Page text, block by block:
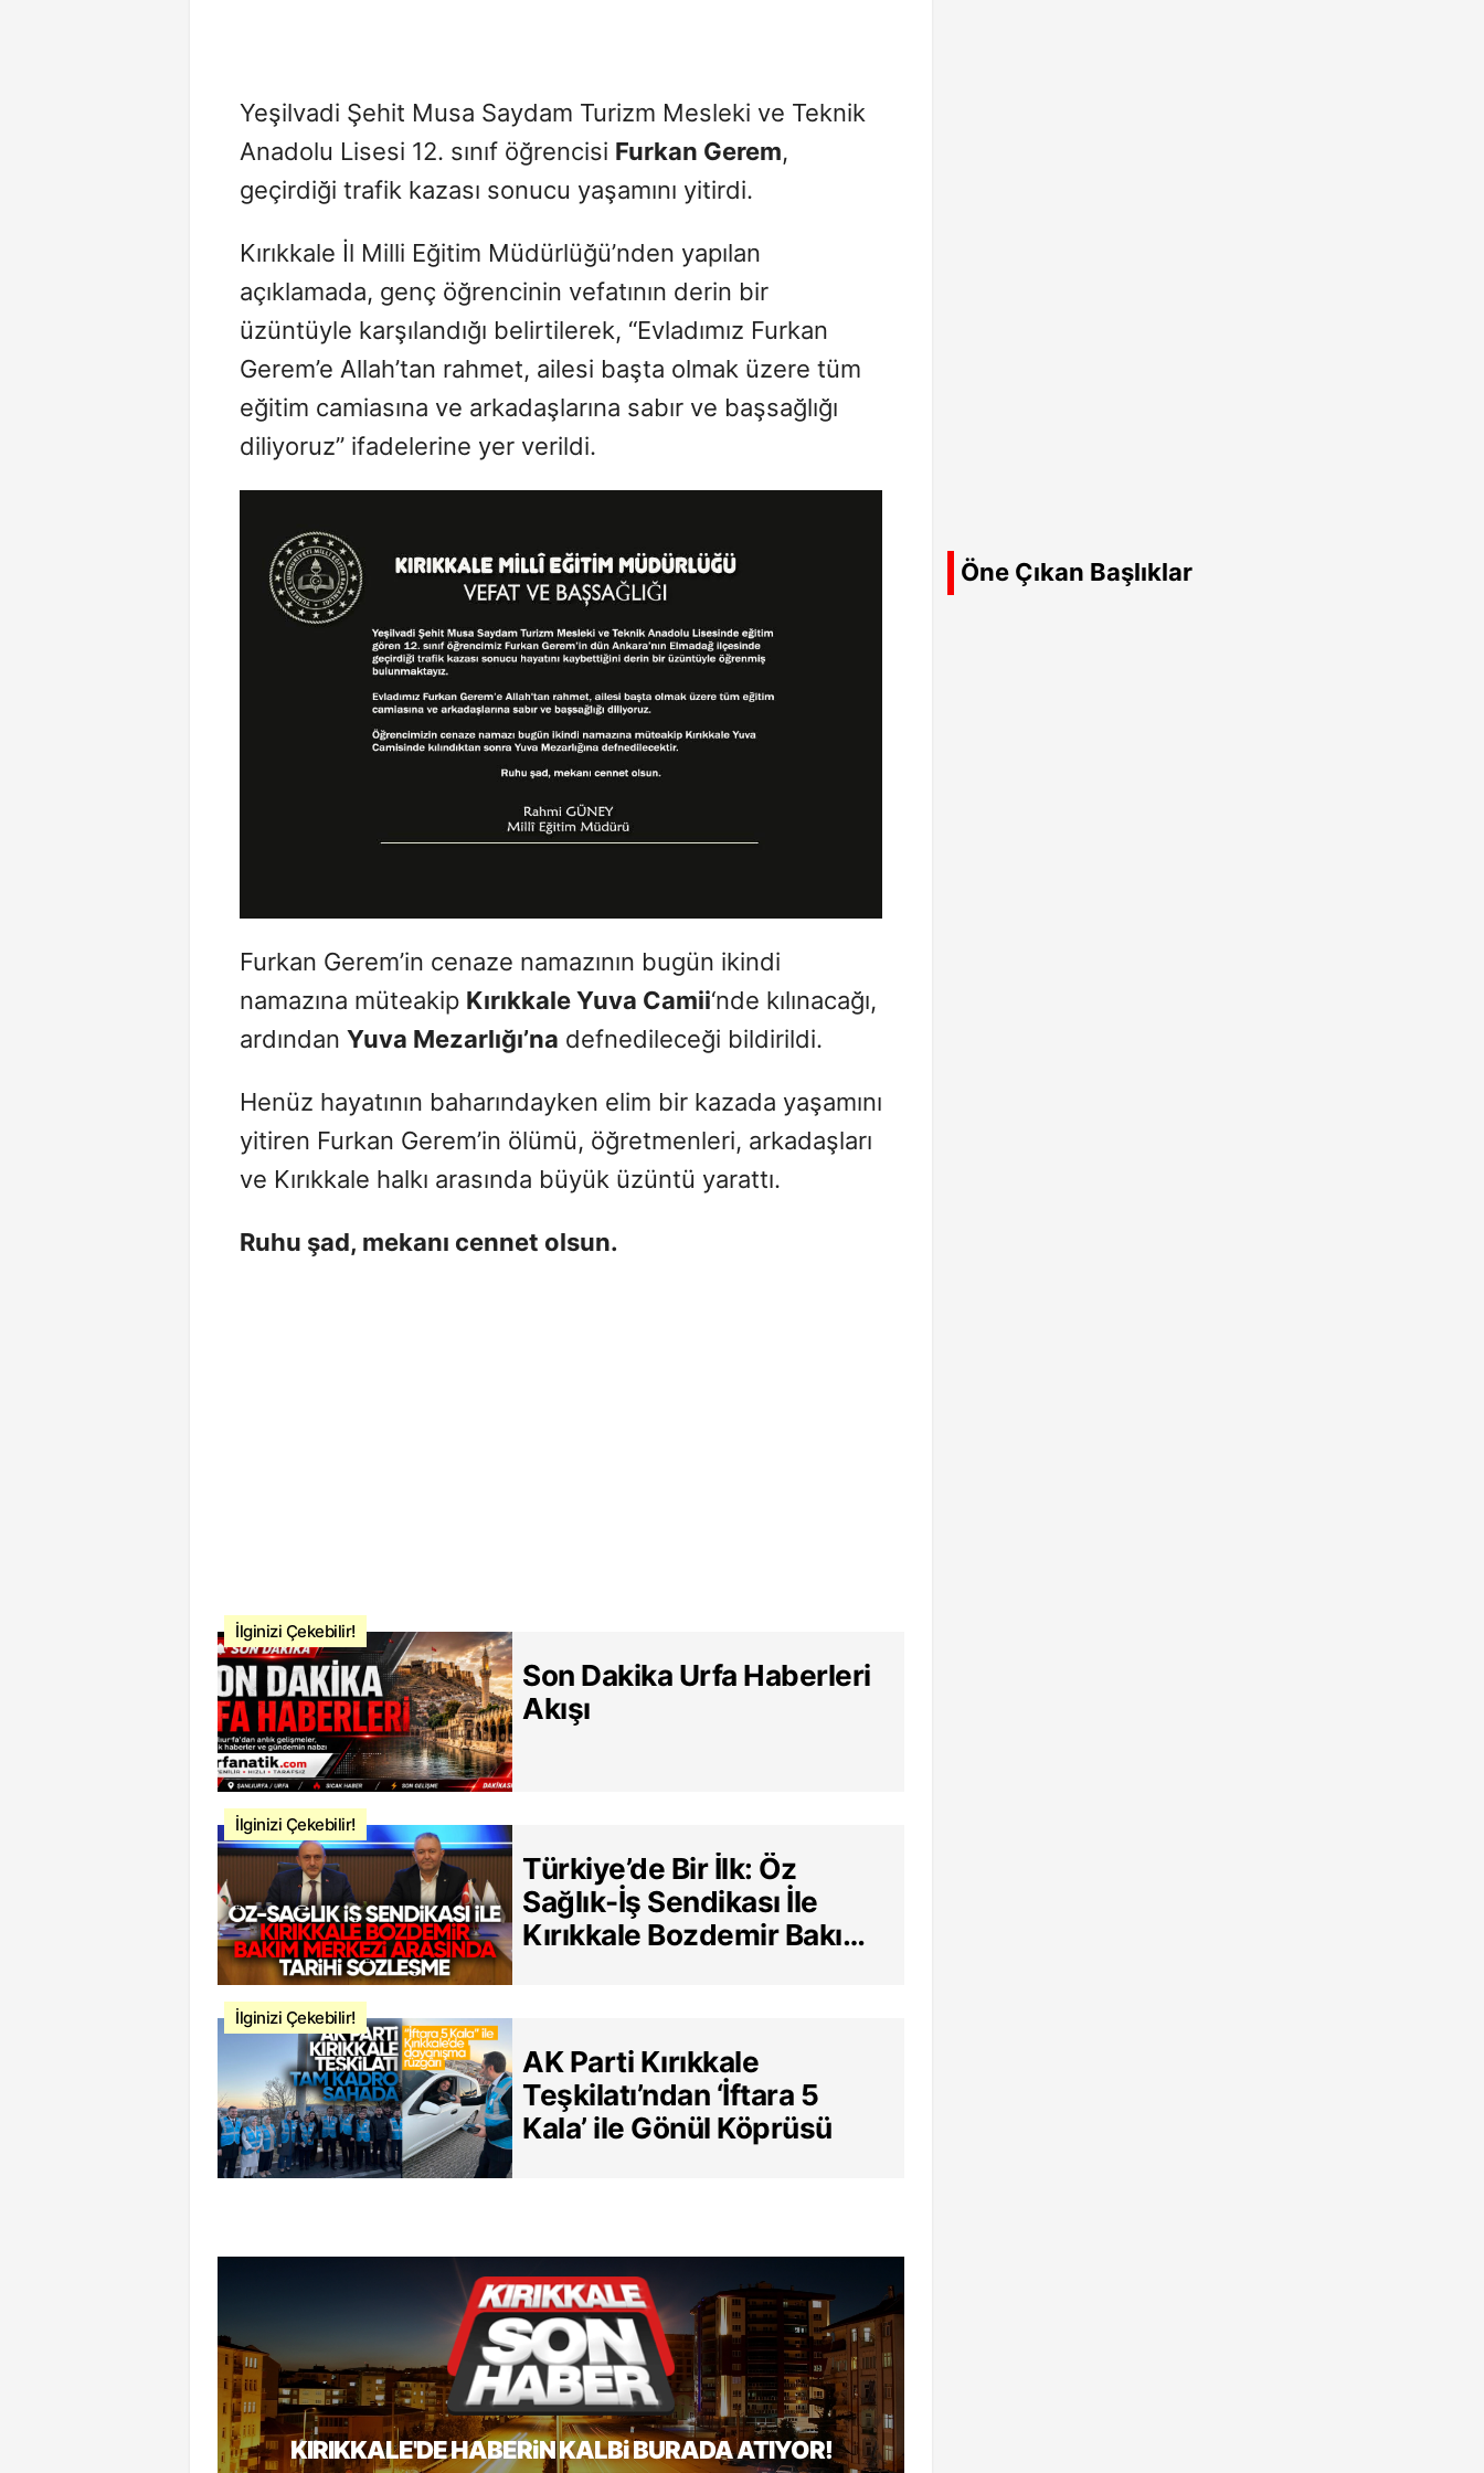
Yeşilvadi Şehit Musa Saydam Turizm Mesleki ve Teknik
Anadolu Lisesi 12. sınıf öğrencisi Furkan Gerem,
geçirdiği trafik kazası sonucu yaşamını yitirdi.
Kırıkkale İl Milli Eğitim Müdürlüğü’nden yapılan
açıklamada, genç öğrencinin vefatının derin bir
üzüntüyle karşılandığı belirtilerek, “Evladımız Furkan
Gerem’e Allah’tan rahmet, ailesi başta olmak üzere tüm
eğitim camiasına ve arkadaşlarına sabır ve başsağlığı
diliyoruz” ifadelerine yer verildi.
Furkan Gerem’in cenaze namazının bugün ikindi
namazına müteakip Kırıkkale Yuva Camii‘nde kılınacağı,
ardından Yuva Mezarlığı’na defnedileceği bildirildi.
Henüz hayatının baharındayken elim bir kazada yaşamını
yitiren Furkan Gerem’in ölümü, öğretmenleri, arkadaşları
ve Kırıkkale halkı arasında büyük üzüntü yarattı.
Ruhu şad, mekanı cennet olsun.
İlginizi Çekebilir!
Son Dakika Urfa Haberleri
Akışı
İlginizi Çekebilir!
Türkiye’de Bir İlk: Öz
Sağlık-İş Sendikası İle
Kırıkkale Bozdemir Bakım
İlginizi Çekebilir!
AK Parti Kırıkkale
Teşkilatı’ndan ‘İftara 5
Kala’ ile Gönül Köprüsü
KIRIKKALE'DE HABERiN KALBi BURADA ATIYOR!
Öne Çıkan Başlıklar